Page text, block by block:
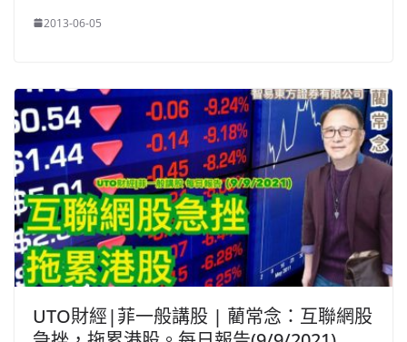
2013-06-05
UTO財經|菲一般講股 | 藺常念：互聯網股